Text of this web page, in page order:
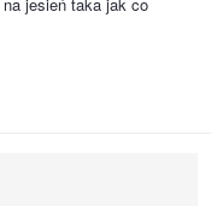
jesień taka jak co